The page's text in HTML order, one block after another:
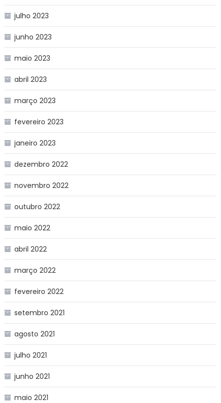
julho 2023
junho 2023
maio 2023
abril 2023
março 2023
fevereiro 2023
janeiro 2023
dezembro 2022
novembro 2022
outubro 2022
maio 2022
abril 2022
março 2022
fevereiro 2022
setembro 2021
agosto 2021
julho 2021
junho 2021
maio 2021